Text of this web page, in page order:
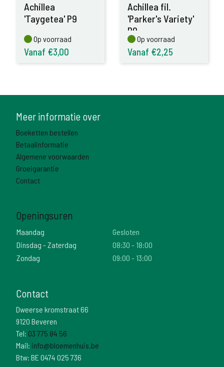
Achillea
'Taygetea' P9
Op voorraad
Op voorraad
Vanaf €3,00
Achillea fil.
'Parker's Variety'
P9
Op voorraad
Op voorraad
Vanaf €2,25
Meer informatie over
Boeketten bestellen
Betaalinformatie
Algemene voorwaarden
Groeigarantie
Contact
Openingsuren
Maandag
Gesloten
Dinsdag - Zaterdag
08:30 - 18:00
Zondag
09:00 - 13:00
Contact
Dweerse kromstraat 66
9120 Beveren
Tel: 03 775 84 56
Mail: info@bloemenhuis.be
Btw: BE 0474 025 736